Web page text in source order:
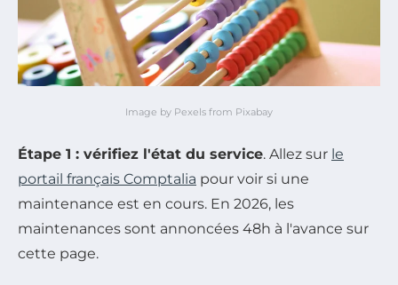
Image by Pexels from Pixabay
Étape 1 : vérifiez l'état du service. Allez sur le
portail français Comptalia pour voir si une
maintenance est en cours. En 2026, les
maintenances sont annoncées 48h à l'avance sur
cette page.